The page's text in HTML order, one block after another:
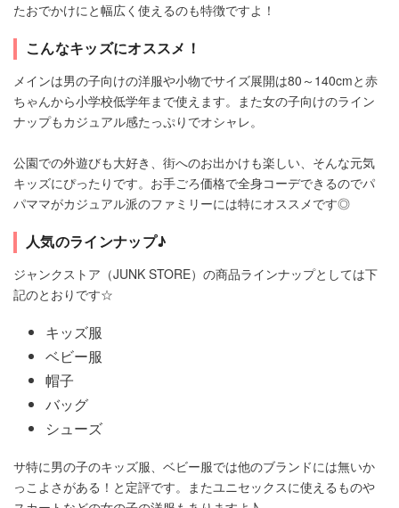
たおでかけにと幅広く使えるのも特徴ですよ！
こんなキッズにオススメ！
メインは男の子向けの洋服や小物でサイズ展開は80～140cmと赤
ちゃんから小学校低学年まで使えます。また女の子向けのライン
ナップもカジュアル感たっぷりでオシャレ。
公園での外遊びも大好き、街へのお出かけも楽しい、そんな元気
キッズにぴったりです。お手ごろ価格で全身コーデできるのでパ
パママがカジュアル派のファミリーには特にオススメです◎
人気のラインナップ♪
ジャンクストア（JUNK STORE）の商品ラインナップとしては下
記のとおりです☆
キッズ服
ベビー服
帽子
バッグ
シューズ
サ特に男の子のキッズ服、ベビー服では他のブランドには無いか
っこよさがある！と定評です。またユニセックスに使えるものや